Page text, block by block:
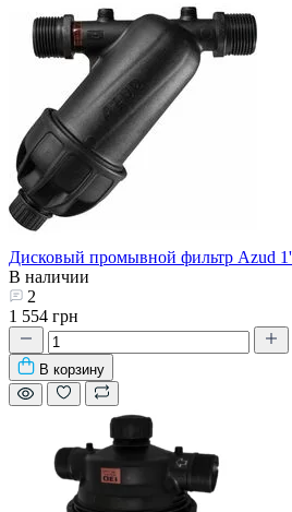
Дисковый промывной фильтр Azud
В наличии
2
1 554 грн
В корзину